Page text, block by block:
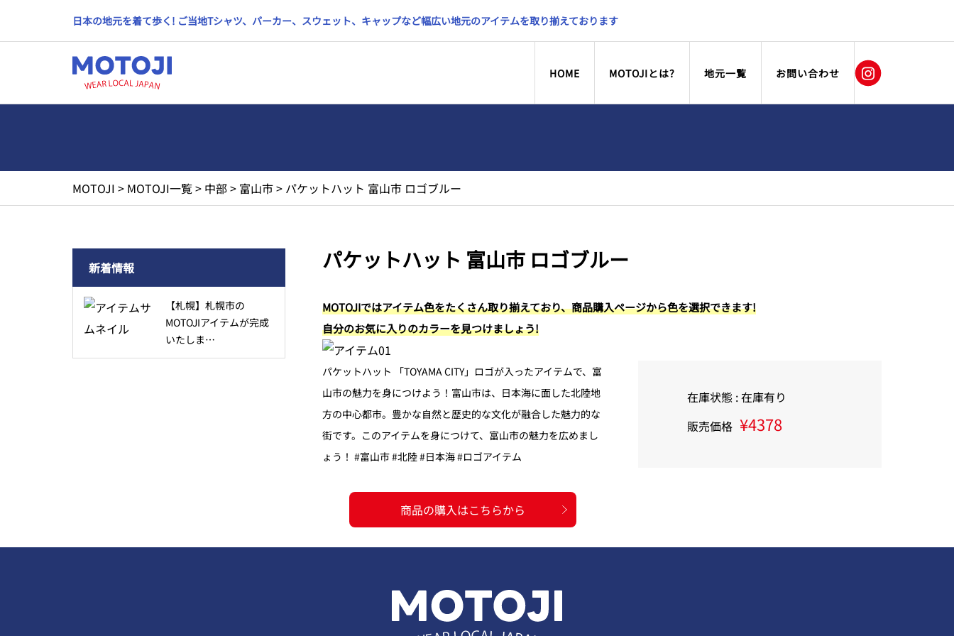
日本の地元を着て歩く! ご当地Tシャツ、パーカー、スウェット、キャップなど幅広い地元のアイテムを取り揃えております
HOME MOTOJIとは? 地元一覧 お問い合わせ
MOTOJI > MOTOJI一覧> 中部> 富山市> パケットハット 富山市 ロゴブルー
新着情報
【札幌】札幌市の
MOTOJIアイテムが完成
いたしま…
パケットハット 富山市 ロゴブルー
MOTOJIではアイテム色をたくさん取り揃えており、商品購入ページから色を選択できます!
自分のお気に入りのカラーを見つけましょう!
パケットハット 「TOYAMA CITY」ロゴが入ったアイテムで、富
山市の魅力を身につけよう！富山市は、日本海に面した北陸地
方の中心都市。豊かな自然と歴史的な文化が融合した魅力的な
街です。このアイテムを身につけて、富山市の魅力を広めまし
ょう！ #富山市 #北陸 #日本海 #ロゴアイテム
商品の購入はこちらから
在庫状態 : 在庫有り
販売価格 ¥4378